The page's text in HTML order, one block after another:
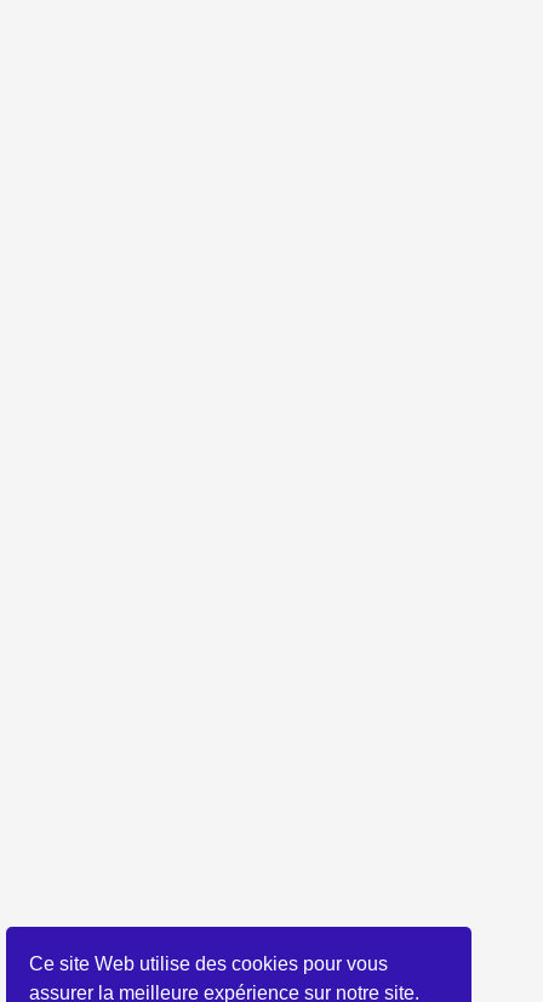
Ce site Web utilise des cookies pour vous
assurer la meilleure expérience sur notre site.